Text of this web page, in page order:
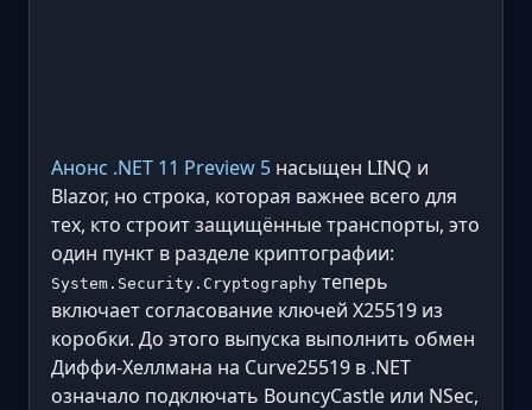
Анонс .NET 11 Preview 5 насыщен LINQ и
Blazor, но строка, которая важнее всего для
тех, кто строит защищённые транспорты, это
один пункт в разделе криптографии:
System.Security.Cryptography теперь
включает согласование ключей X25519 из
коробки. До этого выпуска выполнить обмен
Диффи-Хеллмана на Curve25519 в .NET
означало подключать BouncyCastle или NSec,